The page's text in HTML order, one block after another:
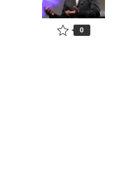
0